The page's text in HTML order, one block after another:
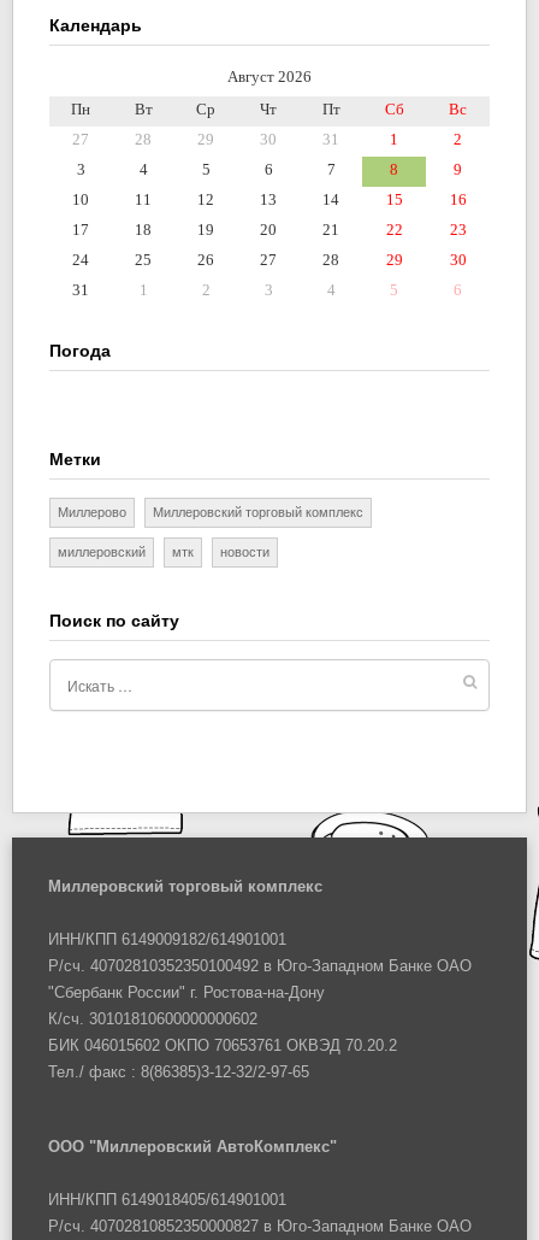
Календарь
Август 2026
Пн
Вт Ср Чт Пт Сб
Вс
27
28 29 30 31 1
2
3
4 5 6 7 8
9
10
11 12 13 14 15
16
17
18 19 20 21 22
23
24
25 26 27 28 29
30
31
1 2 3 4 5 6
Погода
Метки
Миллерово Миллеровский торговый комплекс
миллеровский мтк новости
Поиск по сайту
Миллеровский торговый комплекс
ИНН/КПП 6149009182/614901001
Р/сч. 40702810352350100492 в Юго-Западном Банке ОАО
"Сбербанк России" г. Ростова-на-Дону
К/сч. 30101810600000000602
БИК 046015602 ОКПО 70653761 ОКВЭД 70.20.2
Тел./ факс : 8(86385)3-12-32/2-97-65
ООО "Миллеровский АвтоКомплекс"
ИНН/КПП 6149018405/614901001
Р/сч. 40702810852350000827 в Юго-Западном Банке ОАО